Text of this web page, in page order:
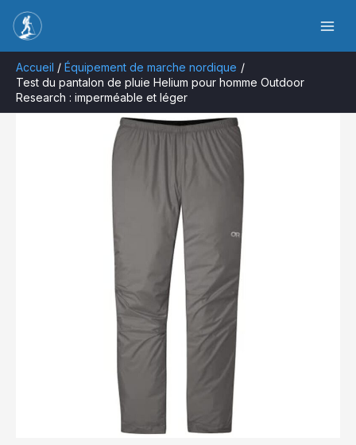
contenu
Accueil
Équipement de marche nordique
Test du pantalon de pluie Helium pour homme Outdoor
Research : imperméable et léger
Rechercher